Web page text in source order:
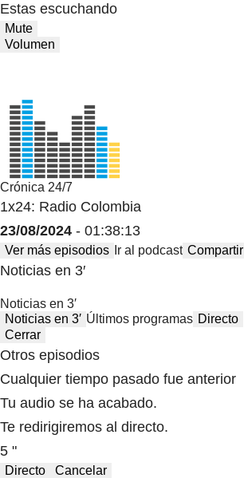
Estas escuchando
Mute
Volumen
Crónica 24/7
1x24: Radio Colombia
23/08/2024 - 01:38:13
Ver más episodios Ir al podcast Compartir
Noticias en 3′
Noticias en 3′
Noticias en 3′ Últimos programas Directo
Cerrar
Otros episodios
Cualquier tiempo pasado fue anterior
Tu audio se ha acabado.
Te redirigiremos al directo.
5 "
Directo Cancelar